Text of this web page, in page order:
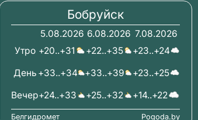
Бобруйск
5.08.2026
+20..+31
+33..+34
+24..+33
6.08.2026
+22..+35
+33..+39
+25..+32
7.08.2026
+23..+24
+23..+25
+14..+22
Вечер
День
Утро
Pogoda.by
Белгидромет